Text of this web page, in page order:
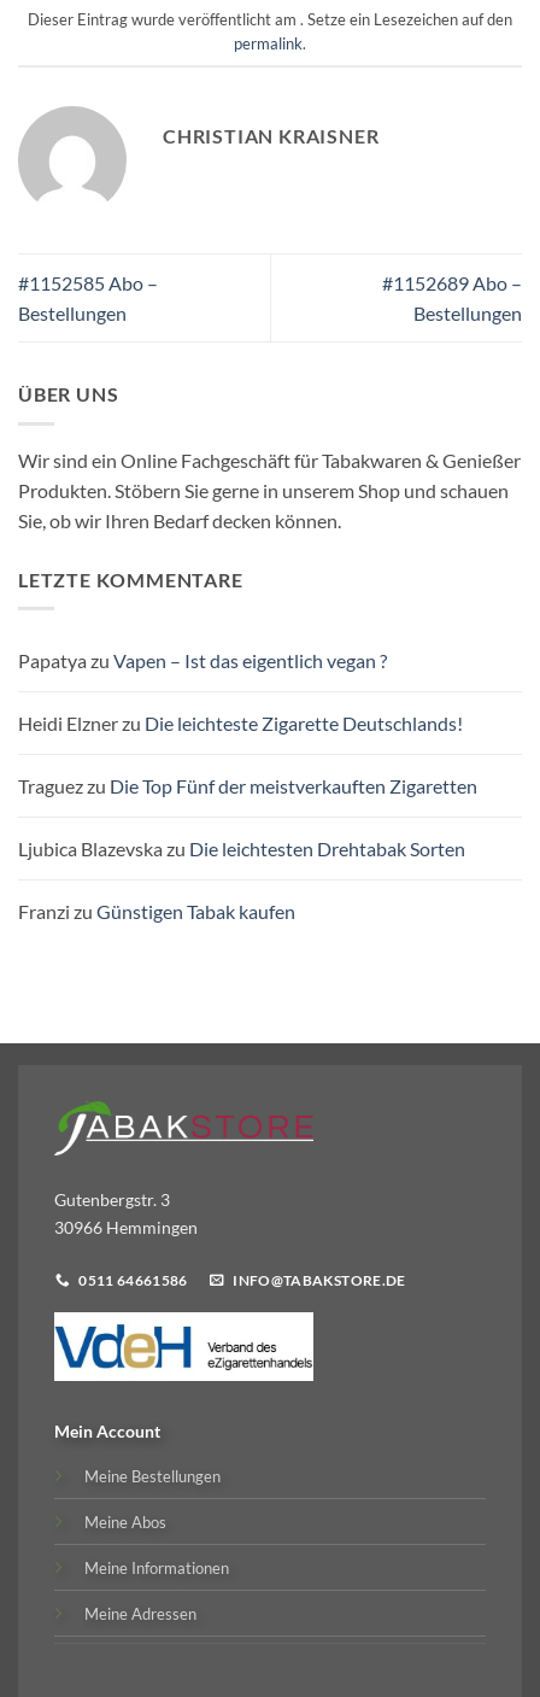
Dieser Eintrag wurde veröffentlicht am . Setze ein Lesezeichen auf den
permalink.
CHRISTIAN KRAISNER
#1152585 Abo –
Bestellungen
#1152689 Abo –
Bestellungen
ÜBER UNS
Wir sind ein Online Fachgeschäft für Tabakwaren & Genießer
Produkten. Stöbern Sie gerne in unserem Shop und schauen
Sie, ob wir Ihren Bedarf decken können.
LETZTE KOMMENTARE
Papatya zu Vapen – Ist das eigentlich vegan ?
Heidi Elznerzu Die leichteste Zigarette Deutschlands!
Traguezzu Die Top Fünf der meistverkauften Zigaretten
Ljubica Blazevska zu Die leichtesten Drehtabak Sorten
Franzi zu Günstigen Tabak kaufen
Gutenbergstr. 3
30966 Hemmingen
0511 64661586 INFO@TABAKSTORE.DE
Mein Account
Meine Bestellungen
Meine Abos
Meine Informationen
Meine Adressen